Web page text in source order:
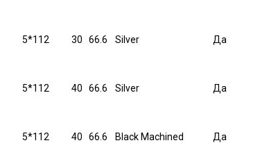
5*112 30 66.6 Silver Да
5*112 40 66.6 Silver Да
5*112 40 66.6 Black Machined Да